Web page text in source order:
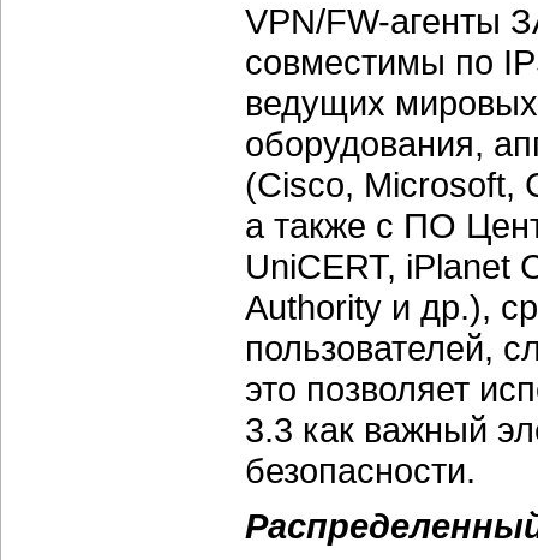
VPN/FW-агенты
совместимы по
ведущих мировых
оборудования,
(Cisco, Microsoft,
а также с ПО
UniCERT, iPlanet
Authority и др.),
пользователей,
это позволяет
3.3 как важный
безопасности.